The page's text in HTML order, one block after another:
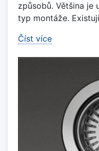
způsobů. Většina je
typ montáže.
Číst více